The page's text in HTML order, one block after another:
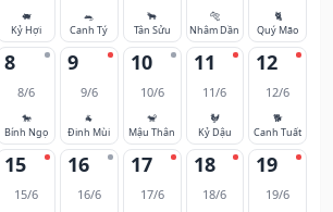
🐖
Kỷ Hợi
🐀
Canh Tý
🐂
Tân Sửu
🐅
Nhâm Dần
🐈
Quý Mão
8
8/6
🐎
Bính Ngọ
9
9/6
🐐
Đinh Mùi
10
10/6
🐒
Mậu Thân
11
11/6
🐓
Kỷ Dậu
12
12/6
🐕
Canh Tuất
15
15/6
16
16/6
17
17/6
18
18/6
19
19/6